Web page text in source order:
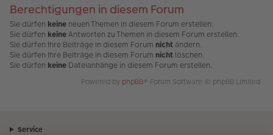
Berechtigungen in diesem Forum
Sie dürfen keine neuen Themen in diesem Forum erstellen.
Sie dürfen keineAntworten zu Themen in diesem Forum erstellen.
Sie dürfen Ihre Beiträge in diesem Forum nicht ändern.
Sie dürfen Ihre Beiträge in diesem Forum nicht löschen.
Sie dürfen keine Dateianhänge in diesem Forum erstellen.
Powered by phpBB® Forum Software © phpBB Limited
Service